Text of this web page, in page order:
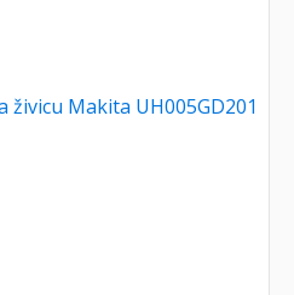
Makita UH005GD201